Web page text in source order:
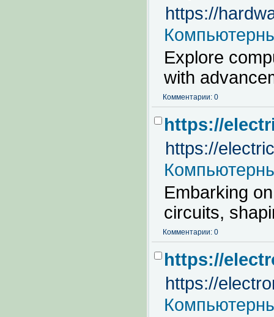
https://
Explore
with
Комментарии: 0
https://
https://
Embarking
circuits,
Комментарии: 0
https://
https://